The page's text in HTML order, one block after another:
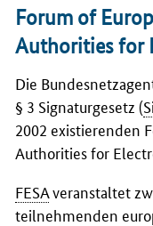
Forum of
Authorities for
Die
§ 3 Signaturgesetz (
2002 existierenden
Authorities for
FESAveranstaltet
teilnehmenden